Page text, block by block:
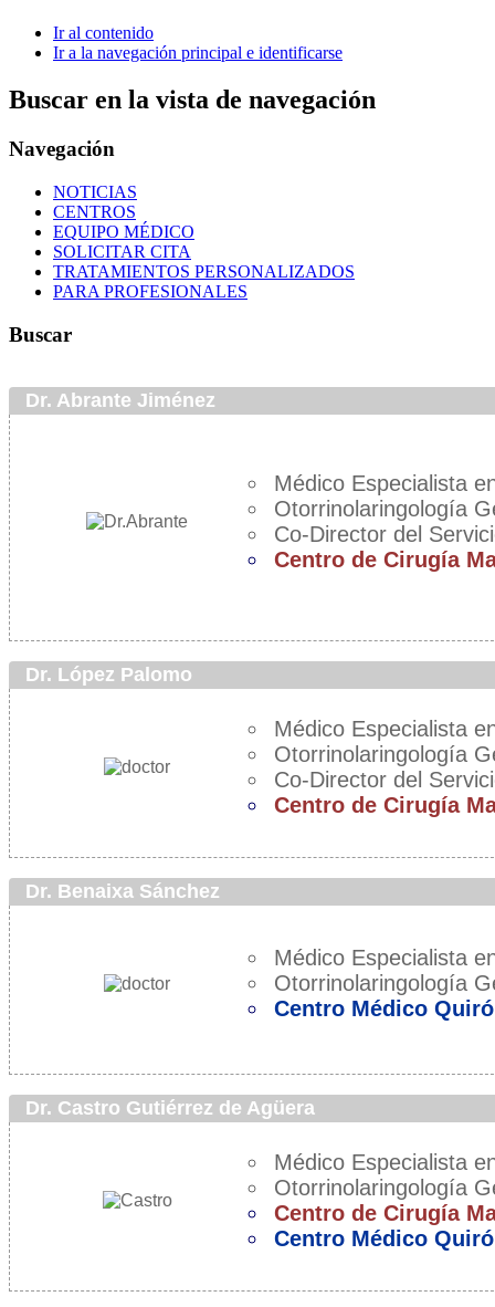
Ir al contenido
Ir a la navegación principal e identificarse
Buscar en la vista de navegación
Navegación
NOTICIAS
CENTROS
EQUIPO MÉDICO
SOLICITAR CITA
TRATAMIENTOS PERSONALIZADOS
PARA PROFESIONALES
Buscar
Dr. Abrante Jiménez
Médico Especialista
Otorrinolaringología
Co-Director del
Centro de Cirugía
Dr. López Palomo
Médico Especialista
Otorrinolaringología
Co-Director del
Centro de Cirugía
Dr. Benaixa Sánchez
Médico Especialista
Otorrinolaringología
Centro Médico
Dr. Castro Gutiérrez de Agüera
Médico Especialista
Otorrinolaringología
Centro de Cirugía
Centro Médico